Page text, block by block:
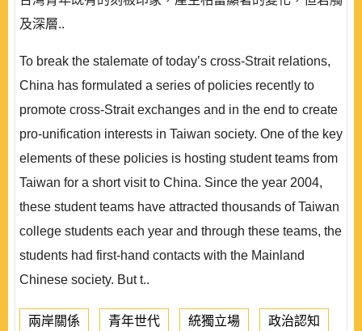
及深層..
To break the stalemate of today’s cross-Strait relations,
China has formulated a series of policies recently to
promote cross-Strait exchanges and in the end to create
pro-unification interests in Taiwan society. One of the key
elements of these policies is hosting student teams from
Taiwan for a short visit to China. Since the year 2004,
these student teams have attracted thousands of Taiwan
college students each year and through these teams, the
students had first-hand contacts with the Mainland
Chinese society. But t..
兩岸關係 青年世代 統獨立場 政治認知